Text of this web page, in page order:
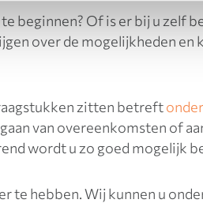
Of is er bij u zelf
over de mogelijkheden en
zitten betreft
van overeenkomsten of
wordt u zo goed mogelijk
hebben. Wij kunnen u